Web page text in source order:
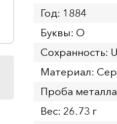
Год: 1884
Буквы: O
Сохранность:
Материал:
Проба
Вес: 26.73 г